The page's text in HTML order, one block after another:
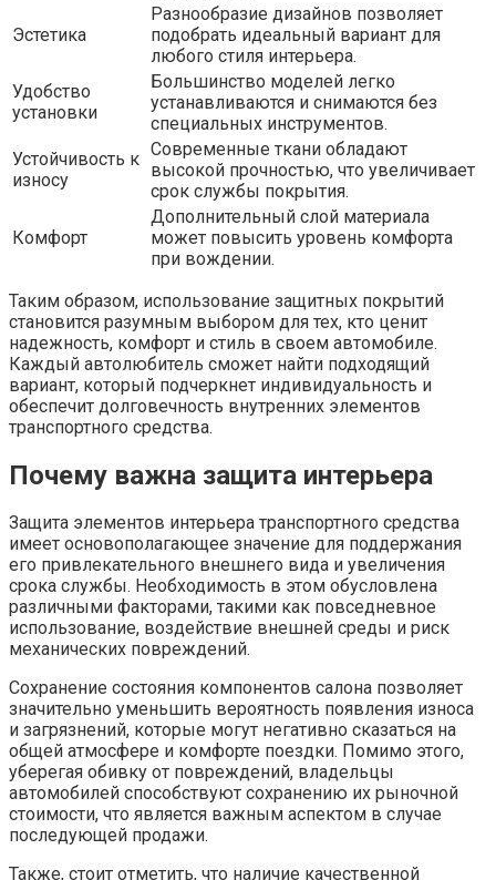
Эстетика
Разнообразие дизайнов позволяет
подобрать идеальный вариант для
любого стиля интерьера.
Удобство
установки
Большинство моделей легко
устанавливаются и снимаются без
специальных инструментов.
Устойчивость к
износу
Современные ткани обладают
высокой прочностью, что увеличивает
срок службы покрытия.
Комфорт
Дополнительный слой материала
может повысить уровень комфорта
при вождении.
Таким образом, использование защитных покрытий
становится разумным выбором для тех, кто ценит
надежность, комфорт и стиль в своем автомобиле.
Каждый автолюбитель сможет найти подходящий
вариант, который подчеркнет индивидуальность и
обеспечит долговечность внутренних элементов
транспортного средства.
Почему важна защита интерьера
Защита элементов интерьера транспортного средства
имеет основополагающее значение для поддержания
его привлекательного внешнего вида и увеличения
срока службы. Необходимость в этом обусловлена
различными факторами, такими как повседневное
использование, воздействие внешней среды и риск
механических повреждений.
Сохранение состояния компонентов салона позволяет
значительно уменьшить вероятность появления износа
и загрязнений, которые могут негативно сказаться на
общей атмосфере и комфорте поездки. Помимо этого,
уберегая обивку от повреждений, владельцы
автомобилей способствуют сохранению их рыночной
стоимости, что является важным аспектом в случае
последующей продажи.
Также, стоит отметить, что наличие качественной